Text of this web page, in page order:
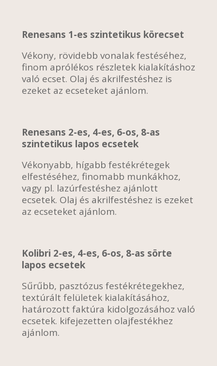
Renesans 1-es szintetikus körecset
Vékony, rövidebb vonalak festéséhez,
finom aprólékos részletek kialakításhoz
való ecset. Olaj és akrilfestéshez is
ezeket az ecseteket ajánlom.
Renesans 2-es, 4-es, 6-os, 8-as
szintetikus lapos ecsetek
Vékonyabb, hígabb festékrétegek
elfestéséhez, finomabb munkákhoz,
vagy pl. lazúrfestéshez ajánlott
ecsetek. Olaj és akrilfestéshez is ezeket
az ecseteket ajánlom.
Kolibri 2-es, 4-es, 6-os, 8-as sörte
lapos ecsetek
Sűrűbb, pasztózus festékrétegekhez,
textúrált felületek kialakításához,
határozott faktúra kidolgozásához való
ecsetek. kifejezetten olajfestékhez
ajánlom.